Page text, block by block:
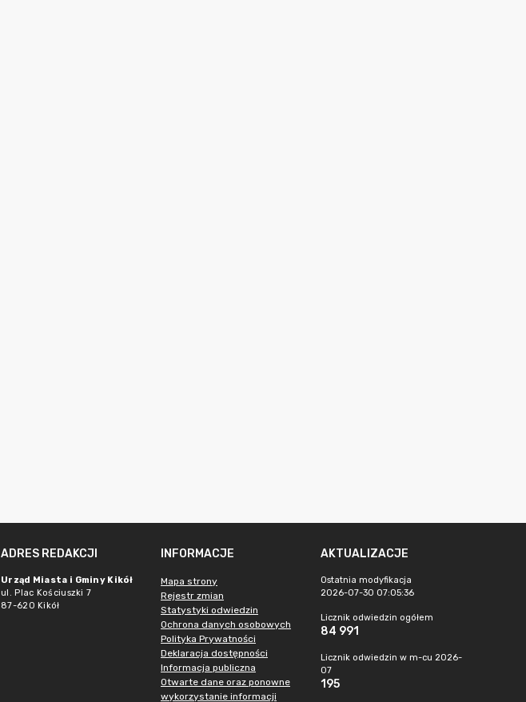
ADRES REDAKCJI
Urząd Miasta i Gminy Kikół
ul. Plac Kościuszki 7
87-620 Kikół
INFORMACJE
Mapa strony
Rejestr zmian
Statystyki odwiedzin
Ochrona danych osobowych
Polityka Prywatności
Deklaracja dostępności
Informacja publiczna
Otwarte dane oraz ponowne
wykorzystanie informacji
AKTUALIZACJE
Ostatnia modyfikacja
2026-07-30 07:05:36
Licznik odwiedzin ogółem
84 991
Licznik odwiedzin w m-cu 2026-
07
195